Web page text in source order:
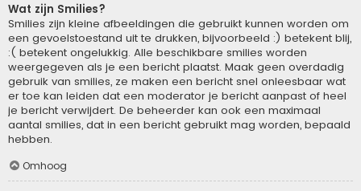
Wat zijn Smilies?
Smilies zijn kleine afbeeldingen die gebruikt kunnen worden om
een gevoelstoestand uit te drukken, bijvoorbeeld :) betekent blij,
:( betekent ongelukkig. Alle beschikbare smilies worden
weergegeven als je een bericht plaatst. Maak geen overdadig
gebruik van smilies, ze maken een bericht snel onleesbaar wat
er toe kan leiden dat een moderator je bericht aanpast of heel
je bericht verwijdert. De beheerder kan ook een maximaal
aantal smilies, dat in een bericht gebruikt mag worden, bepaald
hebben.
Omhoog